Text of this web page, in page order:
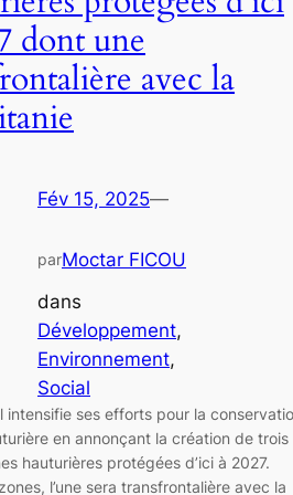
dont une
avec la
Fév 15, 2025—
parMoctar FICOU
dans
Développement
Environnement
Social
intensifie ses efforts pour la
en annonçant la création de trois
hauturières protégées d’ici à 2027.
l’une sera transfrontalière avec la